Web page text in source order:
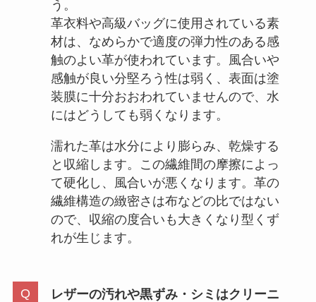
う。
革衣料や高級バッグに使用されている素
材は、なめらかで適度の弾力性のある感
触のよい革が使われています。風合いや
感触が良い分堅ろう性は弱く、表面は塗
装膜に十分おおわれていませんので、水
にはどうしても弱くなります。
濡れた革は水分により膨らみ、乾燥する
と収縮します。この繊維間の摩擦によっ
て硬化し、風合いが悪くなります。革の
繊維構造の緻密さは布などの比ではない
ので、収縮の度合いも大きくなり型くず
れが生じます。
レザーの汚れや黒ずみ・シミはクリーニ